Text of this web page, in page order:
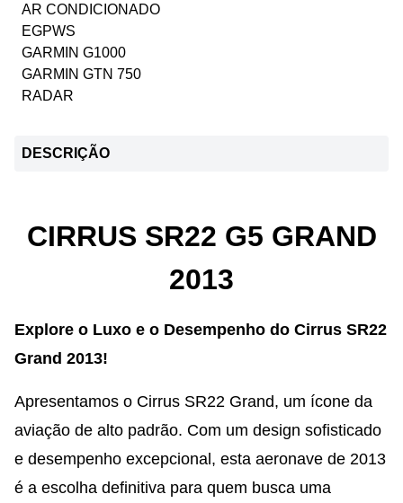
AR CONDICIONADO
EGPWS
GARMIN G1000
GARMIN GTN 750
RADAR
DESCRIÇÃO
CIRRUS SR22 G5 GRAND
2013
Explore o Luxo e o Desempenho do Cirrus SR22
Grand 2013!
Apresentamos o Cirrus SR22 Grand, um ícone da
aviação de alto padrão. Com um design sofisticado
e desempenho excepcional, esta aeronave de 2013
é a escolha definitiva para quem busca uma